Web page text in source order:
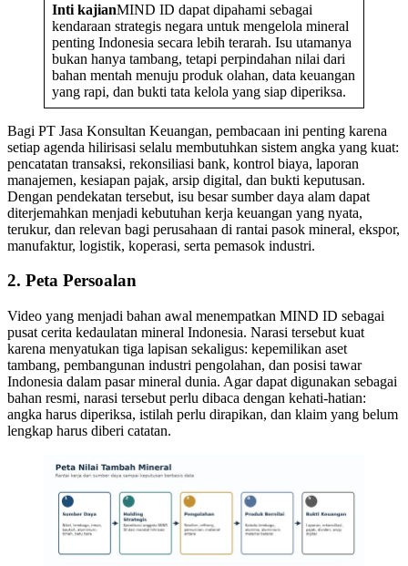
Inti kajianMIND ID dapat dipahami sebagai
kendaraan strategis negara untuk mengelola mineral
penting Indonesia secara lebih terarah. Isu utamanya
bukan hanya tambang, tetapi perpindahan nilai dari
bahan mentah menuju produk olahan, data keuangan
yang rapi, dan bukti tata kelola yang siap diperiksa.
Bagi PT Jasa Konsultan Keuangan, pembacaan ini penting karena
setiap agenda hilirisasi selalu membutuhkan sistem angka yang kuat:
pencatatan transaksi, rekonsiliasi bank, kontrol biaya, laporan
manajemen, kesiapan pajak, arsip digital, dan bukti keputusan.
Dengan pendekatan tersebut, isu besar sumber daya alam dapat
diterjemahkan menjadi kebutuhan kerja keuangan yang nyata,
terukur, dan relevan bagi perusahaan di rantai pasok mineral, ekspor,
manufaktur, logistik, koperasi, serta pemasok industri.
2. Peta Persoalan
Video yang menjadi bahan awal menempatkan MIND ID sebagai
pusat cerita kedaulatan mineral Indonesia. Narasi tersebut kuat
karena menyatukan tiga lapisan sekaligus: kepemilikan aset
tambang, pembangunan industri pengolahan, dan posisi tawar
Indonesia dalam pasar mineral dunia. Agar dapat digunakan sebagai
bahan resmi, narasi tersebut perlu dibaca dengan kehati-hatian:
angka harus diperiksa, istilah perlu dirapikan, dan klaim yang belum
lengkap harus diberi catatan.